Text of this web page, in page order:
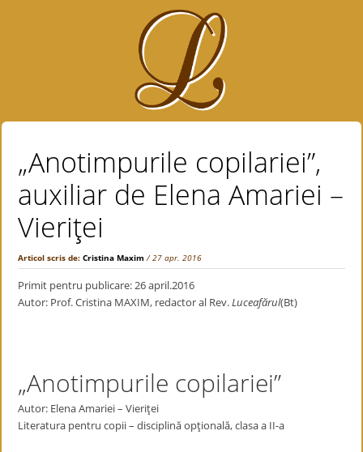
„Anotimpurile copilariei”,
auxiliar de Elena Amariei –
Vieriţei
Articol scris de:Cristina Maxim / 27 apr. 2016
Primit pentru publicare: 26 april.2016
Autor: Prof. Cristina MAXIM, redactor al Rev.Luceafărul(Bt)
„Anotimpurile copilariei”
Autor: Elena Amariei – Vieriţei
Literatura pentru copii – disciplină opţională, clasa a II-a